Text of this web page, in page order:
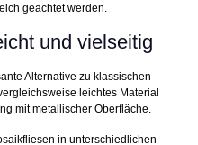
geachtet werden.
und vielseitig
Alternative zu klassischen
leichtes Material
mit metallischer Oberfläche.
in unterschiedlichen